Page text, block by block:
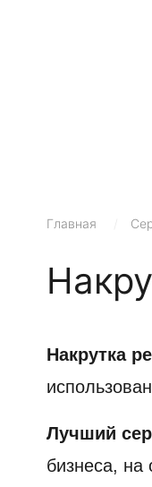
Главная
Накрутка
Лучший
бизнеса, на